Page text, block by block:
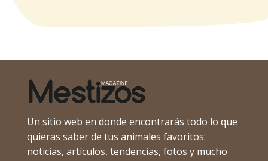
Un sitio web en donde encontrarás todo lo que
quieras saber de tus animales favoritos:
noticias, artículos, tendencias, fotos y mucho